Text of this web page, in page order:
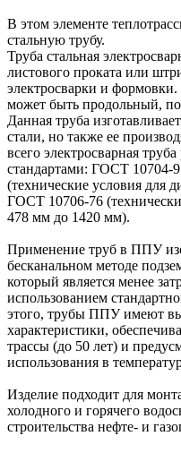
В этом элементе
стальную трубу.
Труба стальная
листового проката или
электросварки и
может быть продольный,
Данная труба
стали, но также ее
всего электросварная
стандартами: ГОСТ 10704-
(технические условия для
ГОСТ 10706-76
478 мм до 1420 мм).
Применение труб в ППУ
бесканальном методе
который является менее
использованием
этого, трубы ППУ имеют
характеристики,
трассы (до 50 лет) и
использования в
Изделие подходит для
холодного и горячего
строительства нефте- и